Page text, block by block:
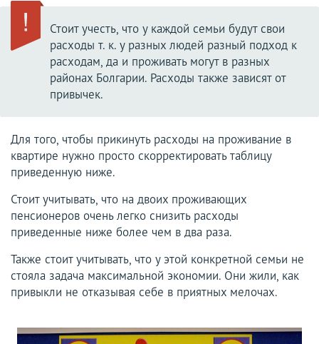
Стоит учесть, что у каждой семьи будут свои
расходы т. к. у разных людей разный подход к
расходам, да и проживать могут в разных
районах Болгарии. Расходы также зависят от
привычек.
Для того, чтобы прикинуть расходы на проживание в
квартире нужно просто скорректировать таблицу
приведенную ниже.
Стоит учитывать, что на двоих проживающих
пенсионеров очень легко снизить расходы
приведенные ниже более чем в два раза.
Также стоит учитывать, что у этой конкретной семьи не
стояла задача максимальной экономии. Они жили, как
привыкли не отказывая себе в приятных мелочах.